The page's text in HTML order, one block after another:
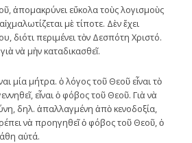
ἀπομακρύνει εὔκολα τοὺς λογισμοὺς
μὲ τίποτε. Δὲν ἔχει
διότι περιμένει τὸν Δεσπότη Χριστό.
νὰ μὴν καταδικασθεῖ.
μία μήτρα. ὁ λόγος τοῦ Θεοῦ εἶναι τὸ
εἶναι ὁ φόβος τοῦ Θεοῦ. Γιὰ νὰ
δηλ. ἀπαλλαγμένη ἀπὸ κενοδοξία,
νὰ προηγηθεῖ ὁ φόβος τοῦ Θεοῦ, ὁ
αὐτά.